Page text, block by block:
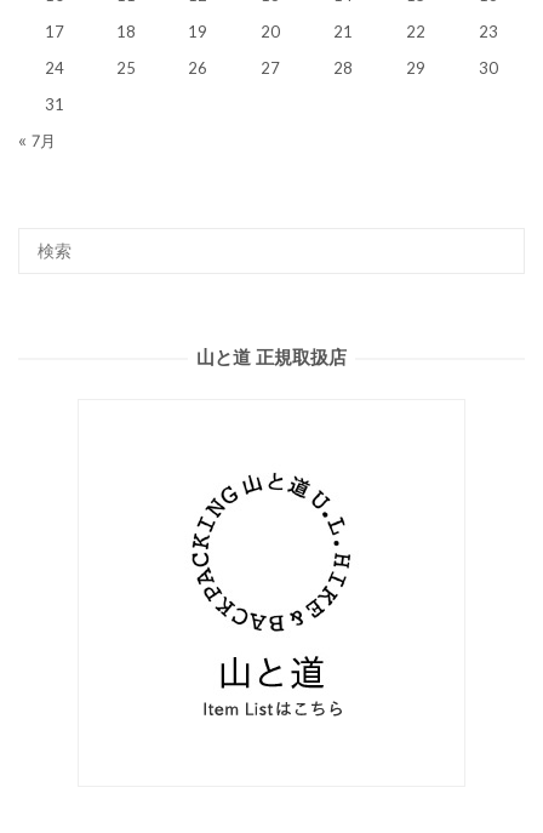
17
18 19 20 21 22
23
24
25 26 27 28 29
30
31
« 7月
山と道 正規取扱店